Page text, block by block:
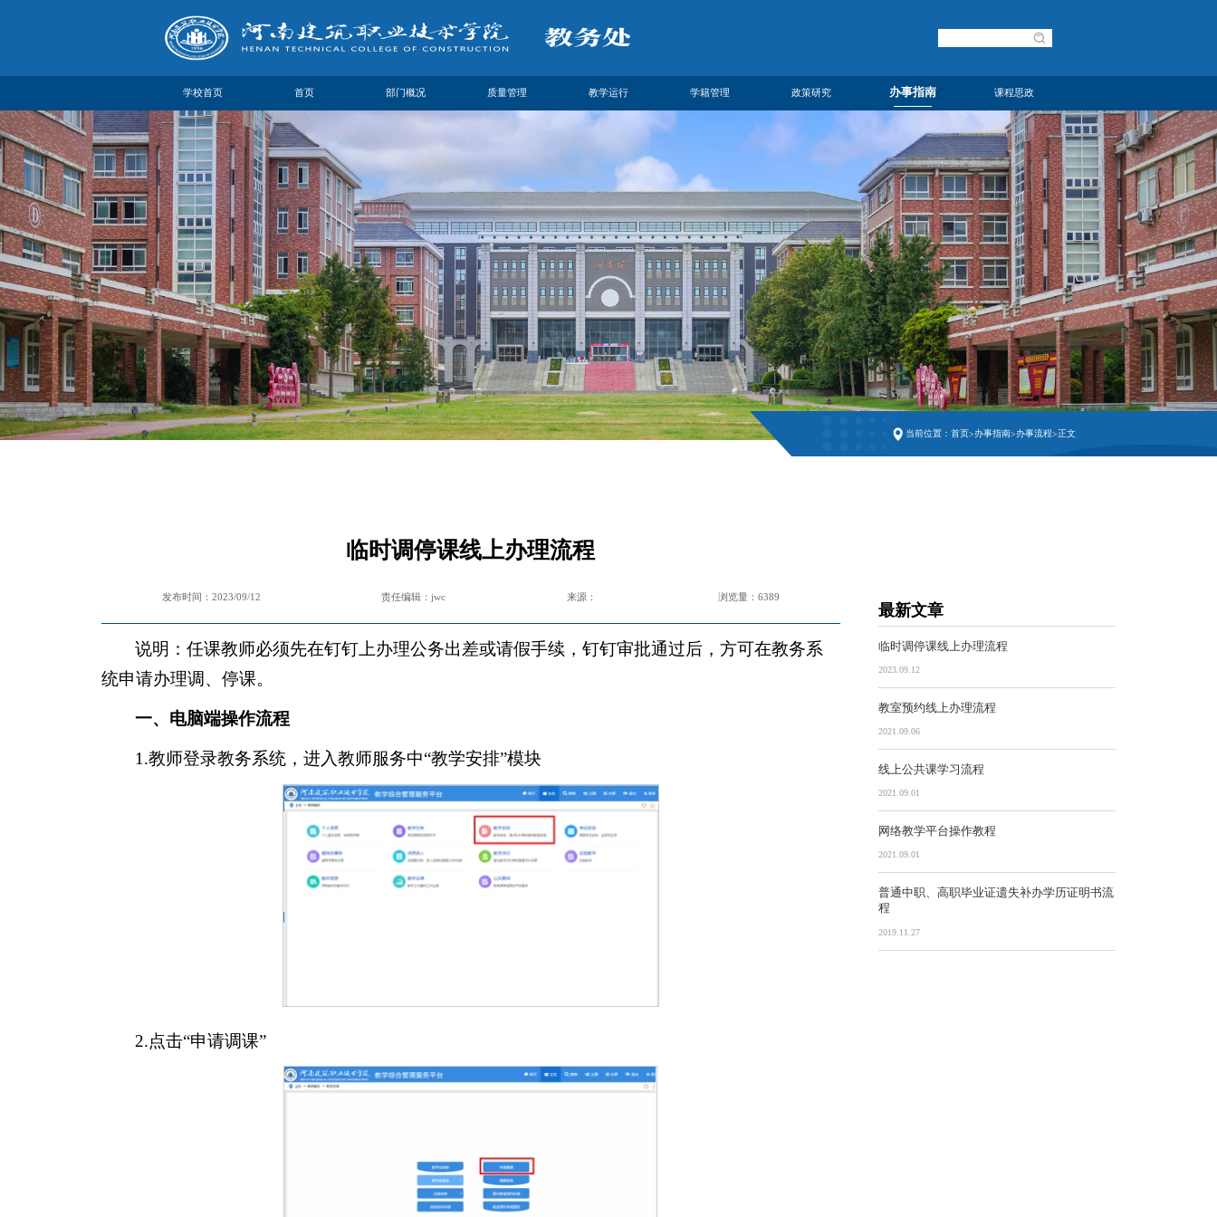
学校首页 首页 部门概况
部门领导
联系我们
质量管理 教学运行
教学日历
学籍管理
工作动态
政策研究 办事指南
规章制度
下载专区
课程思政
课程思政
当前位置：首页>办事指南>办事流程>正文
临时调停课线上办理流程
发布时间：2023/09/12 责任编辑：jwc 来源： 浏览量： 6389
说明：任课教师必须先在钉钉上办理公务出差或请假手续，钉钉审批通过后，方可在教务系
统申请办理调、停课。
一、电脑端操作流程
1.教师登录教务系统，进入教师服务中“教学安排”模块
2.点击“申请调课”
最新文章
临时调停课线上办理流程
2023.09.12
教室预约线上办理流程
2021.09.06
线上公共课学习流程
2021.09.01
网络教学平台操作教程
2021.09.01
普通中职、高职毕业证遗失补办学历证明书流
程
2019.11.27